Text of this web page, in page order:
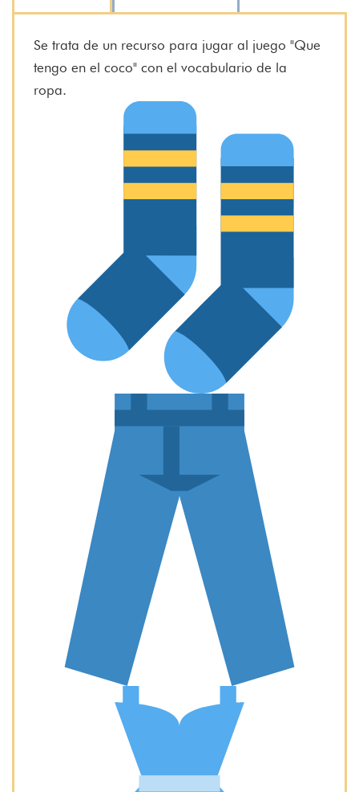
Se trata de un recurso para jugar al juego "Que
tengo en el coco" con el vocabulario de la
ropa.